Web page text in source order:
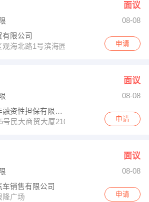
面议
08-08
限公司
观海北路1号滨海园5号楼一层13号申请
面议
08-08
湛江市海峰非融资性担保有限公司
号民大商贸大厦2101室
申请
面议
08-08
销售有限公司
隆广场
申请